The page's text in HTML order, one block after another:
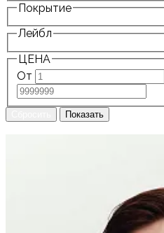
Покрытие
Лейбл
ЦЕНА
От